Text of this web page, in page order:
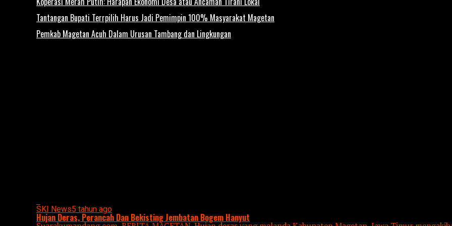
Tantangan Bupati Terrpilih Harus Jadi Pemimpin 100% Masyarakat Magetan
Pemkab Magetan Acuh Dalam Urusan Tambang dan Lingkungan
SKI News5 tahun ago
Hujan Deras, Perancah Dan Bekisting Jembatan Bogem Hanyut